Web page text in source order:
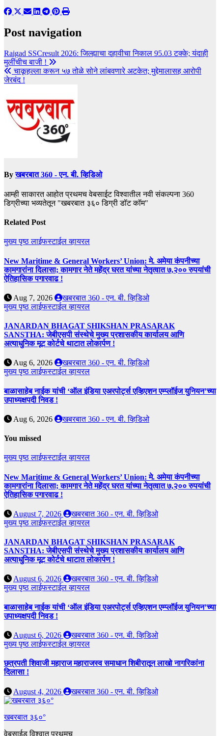
Post navigation
Raigad SSCresult 2026: जिल्ह्याचा दहावीचा निकाल 95.03 टक्के; यंदाही
मुलींचीच बाजी !
चाकूहल्ला करून ५७ तोळे सोने लांबवणारे अटकेत; मुद्देमालासह आरोपी
जेरबंद !
Byखबरबात 360 - एन. बी. व्हिडिओ
आम्ही साकारत आहोत प्रथमच वेबसाईट विश्वातील नवी संकल्पना 360
डिग्रीच्या भव्यतेतून "खबरबात ३६० डिग्री डॉट कॉम"
Related Post
मुख्य पृष्ठलाईफस्टाईलव्हायरल
New Maritime & General Workers’ Union: मे. अमेया कंपनीच्या
कामगारांना दिलासा; कामगार नेते महेंद्र घरत यांच्या नेतृत्वात ७,२०० रुपयांची
ऐतिहासिक पगारवाढ !
Aug 7, 2026
खबरबात 360 - एन. बी. व्हिडिओ
मुख्य पृष्ठलाईफस्टाईलव्हायरल
JANARDAN BHAGAT SHIKSHAN PRASARAK
SANSTHA: जेबीएसपी संस्थेचे मुख्य प्रशासकीय कार्यालय आणि
अत्याधुनिक मूट कोर्टचे थाटात लोकार्पण !
Aug 6, 2026
खबरबात 360 - एन. बी. व्हिडिओ
मुख्य पृष्ठलाईफस्टाईलव्हायरल
बाळासाहेब नाईक यांची ‘ऑल इंडिया एअरपोर्ट्स एव्हिएशन एम्प्लॉईज युनियन’च्या
उपाध्यक्षपदी निवड !
Aug 6, 2026 खबरबात 360 - एन. बी. व्हिडिओ
You missed
मुख्य पृष्ठलाईफस्टाईलव्हायरल
New Maritime & General Workers’ Union: मे. अमेया कंपनीच्या
कामगारांना दिलासा; कामगार नेते महेंद्र घरत यांच्या नेतृत्वात ७,२०० रुपयांची
ऐतिहासिक पगारवाढ !
August 7, 2026
खबरबात 360 - एन. बी. व्हिडिओ
मुख्य पृष्ठलाईफस्टाईलव्हायरल
JANARDAN BHAGAT SHIKSHAN PRASARAK
SANSTHA: जेबीएसपी संस्थेचे मुख्य प्रशासकीय कार्यालय आणि
अत्याधुनिक मूट कोर्टचे थाटात लोकार्पण !
August 6, 2026
खबरबात 360 - एन. बी. व्हिडिओ
मुख्य पृष्ठलाईफस्टाईलव्हायरल
बाळासाहेब नाईक यांची ‘ऑल इंडिया एअरपोर्ट्स एव्हिएशन एम्प्लॉईज युनियन’च्या
उपाध्यक्षपदी निवड !
August 6, 2026
खबरबात 360 - एन. बी. व्हिडिओ
मुख्य पृष्ठलाईफस्टाईलव्हायरल
छत्रपती शिवाजी महाराज महाराजस्व समाधान शिबीरातून लाखो नागरिकांना
दिलासा !
August 4, 2026 खबरबात 360 - एन. बी. व्हिडिओ
खबरबात ३६०°
वेबसाईड विश्वात प्रथमच